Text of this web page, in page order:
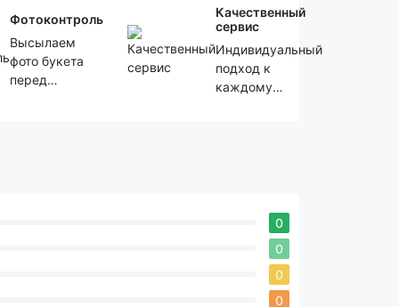
Фотоконтроль
Высылаем
фото букета
перед
Качественный
сервис
Индивидуальный
подход к
каждому
0
0
0
0